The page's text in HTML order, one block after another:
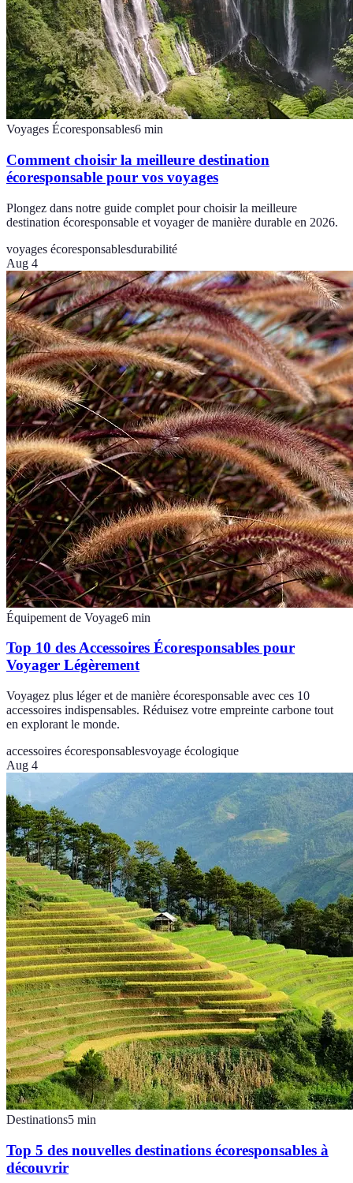
Voyages Écoresponsables6 min
Comment choisir la meilleure destination
écoresponsable pour vos voyages
Plongez dans notre guide complet pour choisir la meilleure
destination écoresponsable et voyager de manière durable en 2026.
voyages écoresponsablesdurabilité
Aug 4
Équipement de Voyage6 min
Top 10 des Accessoires Écoresponsables pour
Voyager Légèrement
Voyagez plus léger et de manière écoresponsable avec ces 10
accessoires indispensables. Réduisez votre empreinte carbone tout
en explorant le monde.
accessoires écoresponsablesvoyage écologique
Aug 4
Destinations5 min
Top 5 des nouvelles destinations écoresponsables à
découvrir